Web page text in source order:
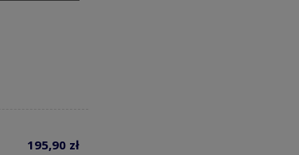
195,90 zł